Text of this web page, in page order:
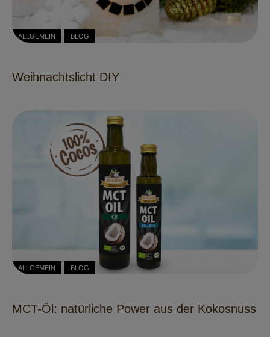
ALLGEMEIN BLOG
Weihnachtslicht DIY
ALLGEMEIN BLOG
MCT-Öl: natürliche Power aus der Kokosnuss